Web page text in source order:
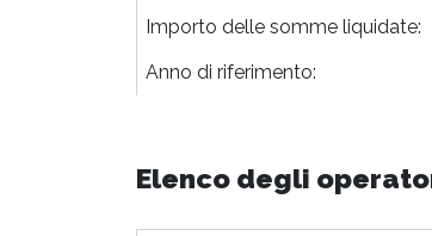
Importo delle somme liquidate:
Anno di riferimento:
Elenco degli